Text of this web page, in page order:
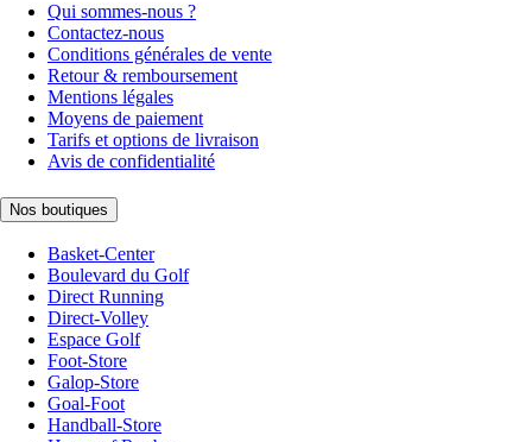
Qui sommes-nous ?
Contactez-nous
Conditions générales de vente
Retour & remboursement
Mentions légales
Moyens de paiement
Tarifs et options de livraison
Avis de confidentialité
Nos boutiques
Basket-Center
Boulevard du Golf
Direct Running
Direct-Volley
Espace Golf
Foot-Store
Galop-Store
Goal-Foot
Handball-Store